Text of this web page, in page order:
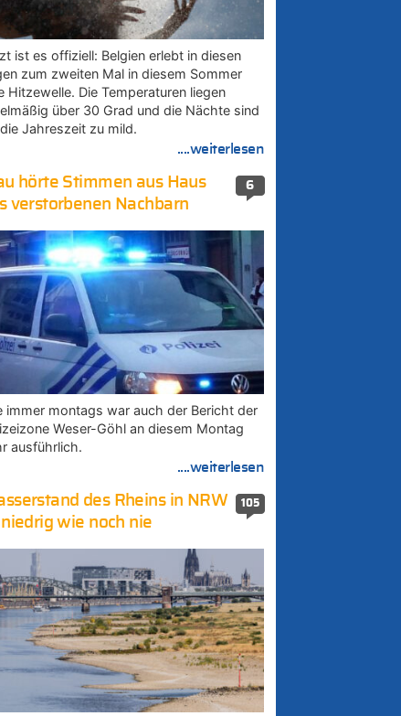
ist es offiziell: Belgien erlebt in diesen
zum zweiten Mal in diesem Sommer
Hitzewelle. Die Temperaturen liegen
über 30 Grad und die Nächte sind
Jahreszeit zu mild.
....weiterlesen
6
hörte Stimmen aus Haus
verstorbenen Nachbarn
immer montags war auch der Bericht der
Weser-Göhl an diesem Montag
ausführlich.
....weiterlesen
105
des Rheins in NRW
niedrig wie noch nie